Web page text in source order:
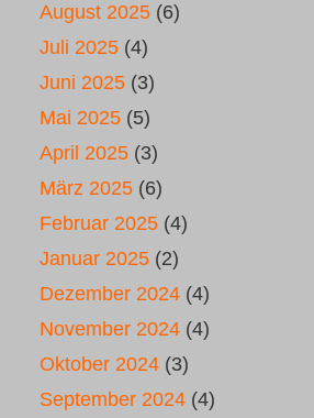
August 2025 (6)
Juli 2025 (4)
Juni 2025 (3)
Mai 2025 (5)
April 2025 (3)
März 2025 (6)
Februar 2025 (4)
Januar 2025 (2)
Dezember 2024 (4)
November 2024 (4)
Oktober 2024 (3)
September 2024 (4)